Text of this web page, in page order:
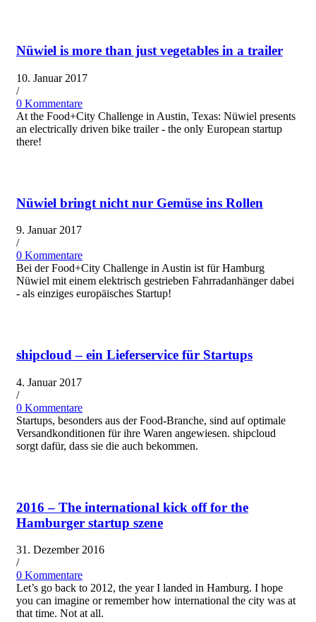
Nüwiel is more than just vegetables in a trailer
10. Januar 2017
/
0 Kommentare
At the Food+City Challenge in Austin, Texas: Nüwiel presents
an electrically driven bike trailer - the only European startup
there!
Nüwiel bringt nicht nur Gemüse ins Rollen
9. Januar 2017
/
0 Kommentare
Bei der Food+City Challenge in Austin ist für Hamburg
Nüwiel mit einem elektrisch gestrieben Fahrradanhänger dabei
- als einziges europäisches Startup!
shipcloud – ein Lieferservice für Startups
4. Januar 2017
/
0 Kommentare
Startups, besonders aus der Food-Branche, sind auf optimale
Versandkonditionen für ihre Waren angewiesen. shipcloud
sorgt dafür, dass sie die auch bekommen.
2016 – The international kick off for the
Hamburger startup szene
31. Dezember 2016
/
0 Kommentare
Let’s go back to 2012, the year I landed in Hamburg. I hope
you can imagine or remember how international the city was at
that time. Not at all.